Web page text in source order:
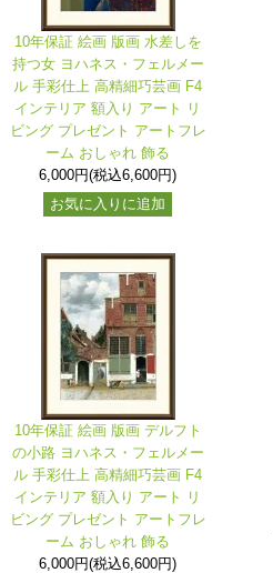
10年保証 絵画 版画 水差しを
持つ女 ヨハネス・フェルメー
ル 手彩仕上 高精細巧芸画 F4
インテリア 額入り アート リ
ビング プレゼント アートフレ
ーム おしゃれ 飾る
6,000円(税込6,600円)
お気に入りに追加
10年保証 絵画 版画 デルフト
の小路 ヨハネス・フェルメー
ル 手彩仕上 高精細巧芸画 F4
インテリア 額入り アート リ
ビング プレゼント アートフレ
ーム おしゃれ 飾る
6,000円(税込6,600円)